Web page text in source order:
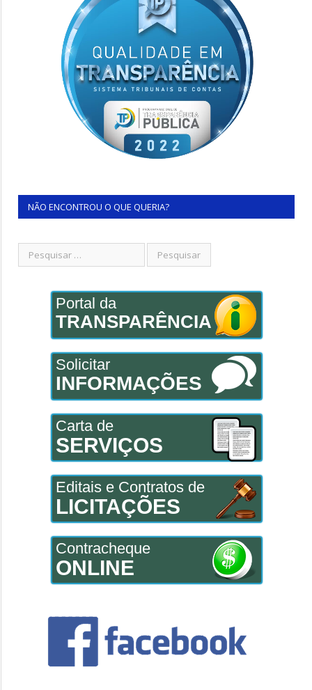
NÃO ENCONTROU O QUE QUERIA?
Portal da
TRANSPARÊNCIA
Solicitar
INFORMAÇÕES
Carta de
SERVIÇOS
Editais e Contratos de
LICITAÇÕES
Contracheque
ONLINE